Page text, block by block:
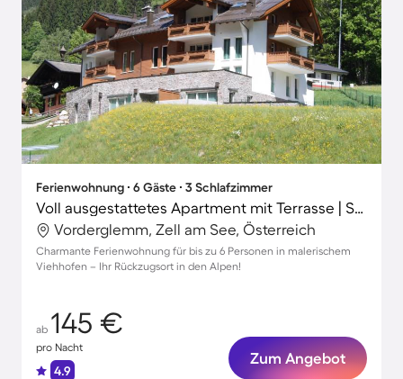
Ferienwohnung ∙ 6 Gäste ∙ 3 Schlafzimmer
Voll ausgestattetes Apartment mit Terrasse | Skifahren in der Nähe
Vorderglemm, Zell am See, Österreich
Charmante Ferienwohnung für bis zu 6 Personen in malerischem
Viehhofen – Ihr Rückzugsort in den Alpen!
ab 145 €
pro Nacht
4.9
Zum Angebot